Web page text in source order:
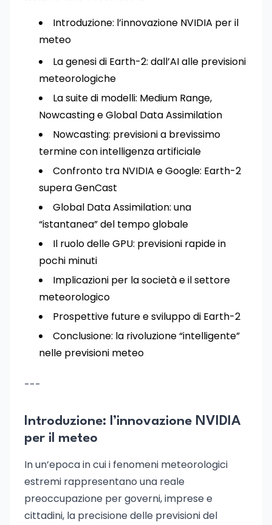
Introduzione: l’innovazione NVIDIA per il
meteo
La genesi di Earth-2: dall’AI alle previsioni
meteorologiche
La suite di modelli: Medium Range,
Nowcasting e Global Data Assimilation
Nowcasting: previsioni a brevissimo
termine con intelligenza artificiale
Confronto tra NVIDIA e Google: Earth-2
supera GenCast
Global Data Assimilation: una
“istantanea” del tempo globale
Il ruolo delle GPU: previsioni rapide in
pochi minuti
Implicazioni per la società e il settore
meteorologico
Prospettive future e sviluppo di Earth-2
Conclusione: la rivoluzione “intelligente”
nelle previsioni meteo
---
Introduzione: l’innovazione NVIDIA
per il meteo
In un’epoca in cui i fenomeni meteorologici
estremi rappresentano una reale
preoccupazione per governi, imprese e
cittadini, la precisione delle previsioni del